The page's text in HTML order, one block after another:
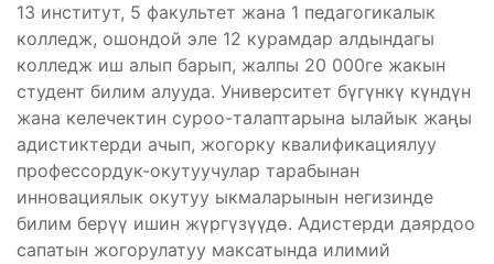
13 институт, 5 факультет жана 1 педагогикалык
колледж, ошондой эле 12 курамдар алдындагы
колледж иш алып барып, жалпы 20 000ге жакын
студент билим алууда. Университет бүгүнкү күндүн
жана келечектин суроо-талаптарына ылайык жаңы
адистиктерди ачып, жогорку квалификациялуу
профессордук-окутуучулар тарабынан
инновациялык окутуу ыкмаларынын негизинде
билим берүү ишин жүргүзүүдө. Адистерди даярдоо
сапатын жогорулатуу максатында илимий